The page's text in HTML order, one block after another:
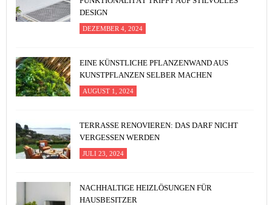
DESIGN
DEZEMBER 4, 2024
EINE KÜNSTLICHE PFLANZENWAND AUS
KUNSTPFLANZEN SELBER MACHEN
AUGUST 1, 2024
TERRASSE RENOVIEREN: DAS DARF NICHT
VERGESSEN WERDEN
JULI 23, 2024
NACHHALTIGE HEIZLÖSUNGEN FÜR
HAUSBESITZER